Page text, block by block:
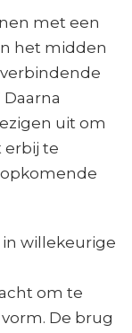
met een
het midden
uit om
erbij te
willekeurige
om te
De brug